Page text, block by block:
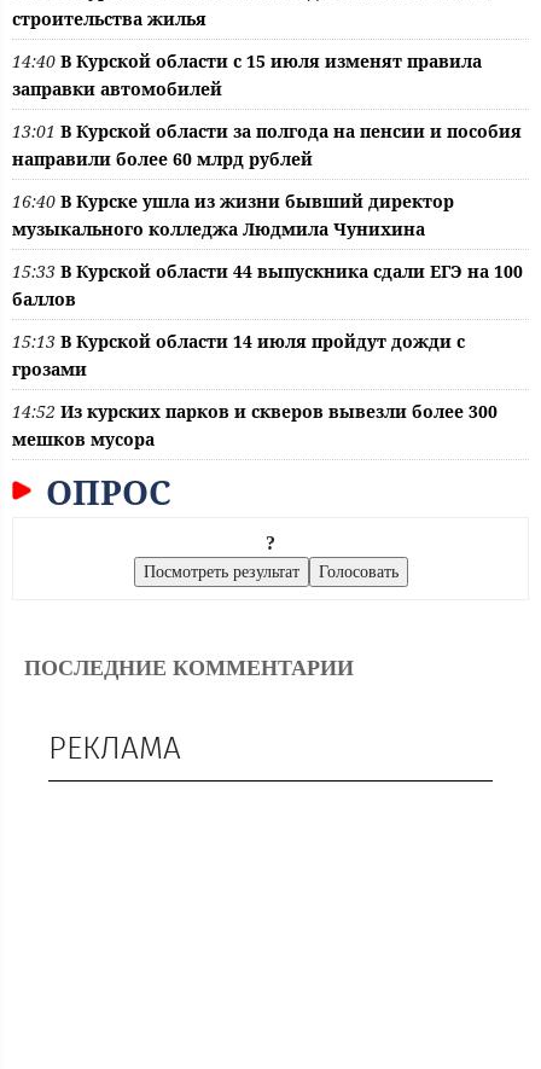
строительства жилья
14:40 В Курской области с 15 июля изменят правила
заправки автомобилей
13:01 В Курской области за полгода на пенсии и пособия
направили более 60 млрд рублей
16:40 В Курске ушла из жизни бывший директор
музыкального колледжа Людмила Чунихина
15:33 В Курской области 44 выпускника сдали ЕГЭ на 100
баллов
15:13 В Курской области 14 июля пройдут дожди с
грозами
14:52 Из курских парков и скверов вывезли более 300
мешков мусора
ОПРОС
?
ПОСЛЕДНИЕ КОММЕНТАРИИ
РЕКЛАМА